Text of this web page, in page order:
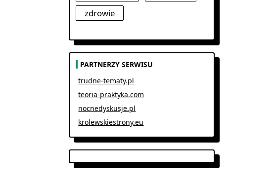
zdrowie
PARTNERZY SERWISU
trudne-tematy.pl
teoria-praktyka.com
nocnedyskusje.pl
krolewskiestrony.eu